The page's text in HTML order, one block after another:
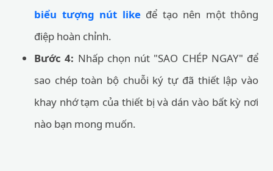
biểu tượng nút likeđể tạo nên một thông
điệp hoàn chỉnh.
Bước 4: Nhấp chọn nút "SAO CHÉP NGAY" để
sao chép toàn bộ chuỗi ký tự đã thiết lập vào
khay nhớ tạm của thiết bị và dán vào bất kỳ nơi
nào bạn mong muốn.